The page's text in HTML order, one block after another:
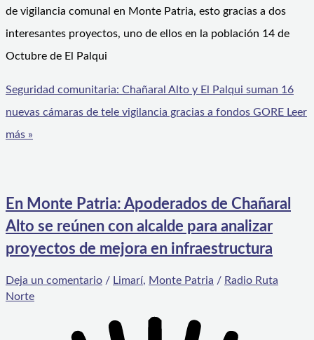
de vigilancia comunal en Monte Patria, esto gracias a dos
interesantes proyectos, uno de ellos en la población 14 de
Octubre de El Palqui
Seguridad comunitaria: Chañaral Alto y El Palqui suman 16
nuevas cámaras de tele vigilancia gracias a fondos GORE Leer
más »
En Monte Patria: Apoderados de Chañaral
Alto se reúnen con alcalde para analizar
proyectos de mejora en infraestructura
Deja un comentario / Limarí, Monte Patria / Radio Ruta
Norte